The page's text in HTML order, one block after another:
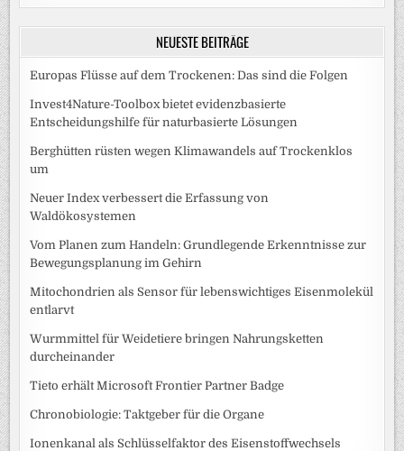
NEUESTE BEITRÄGE
Europas Flüsse auf dem Trockenen: Das sind die Folgen
Invest4Nature-Toolbox bietet evidenzbasierte
Entscheidungshilfe für naturbasierte Lösungen
Berghütten rüsten wegen Klimawandels auf Trockenklos
um
Neuer Index verbessert die Erfassung von
Waldökosystemen
Vom Planen zum Handeln: Grundlegende Erkenntnisse zur
Bewegungsplanung im Gehirn
Mitochondrien als Sensor für lebenswichtiges Eisenmolekül
entlarvt
Wurmmittel für Weidetiere bringen Nahrungsketten
durcheinander
Tieto erhält Microsoft Frontier Partner Badge
Chronobiologie: Taktgeber für die Organe
Ionenkanal als Schlüsselfaktor des Eisenstoffwechsels